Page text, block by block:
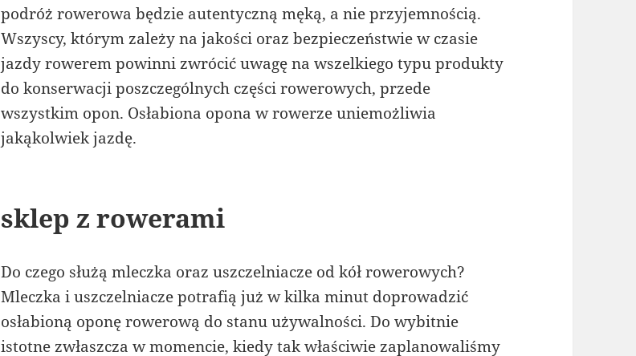
podróż rowerowa będzie autentyczną męką, a nie przyjemnością.
Wszyscy, którym zależy na jakości oraz bezpieczeństwie w czasie
jazdy rowerem powinni zwrócić uwagę na wszelkiego typu produkty
do konserwacji poszczególnych części rowerowych, przede
wszystkim opon. Osłabiona opona w rowerze uniemożliwia
jakąkolwiek jazdę.
sklep z rowerami
Do czego służą mleczka oraz uszczelniacze od kół rowerowych?
Mleczka i uszczelniacze potrafią już w kilka minut doprowadzić
osłabioną oponę rowerową do stanu używalności. Do wybitnie
istotne zwłaszcza w momencie, kiedy tak właściwie zaplanowaliśmy